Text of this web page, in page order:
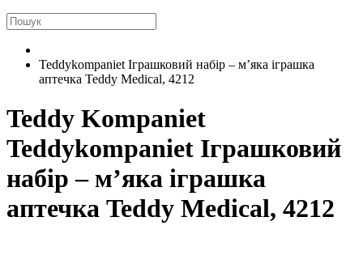
Teddykompaniet Іграшковий набір – м’яка іграшка
аптечка Teddy Medical, 4212
Teddy Kompaniet
Teddykompaniet Іграшковий
набір – м’яка іграшка
аптечка Teddy Medical, 4212